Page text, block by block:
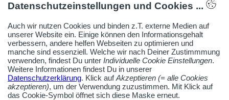
AdSense smARTe inArticle-Anzeige aktivieren
Ob Solo-Selbsständiger, Handwerksbetrieb oder
Datenschutzeinstellungen und Cookies ...
Auch wir nutzen Cookies und binden z.T. externe Medien auf
unserer Website ein. Einige können den Informationsgehalt
verbessern, andere helfen Webseiten zu optimieren und
manche sind essenziell. Welche wir nach Deiner Zustimmmung
verwenden, findest Du unter Individuelle Cookie Einstellungen.
Weitere Informationen findest Du in unserer
Datenschutzerklärung. Klick aufAkzeptieren (= alle Cookies
akzeptieren), um der Verwendung zuzustimmen. Mit Klick auf
das Cookie-Symbol öffnet sich diese Maske erneut.